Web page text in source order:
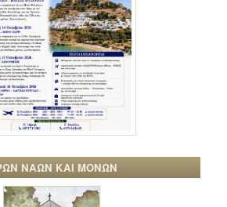
ΝΑΩΝ ΚΑΙ ΜΟΝΩΝ